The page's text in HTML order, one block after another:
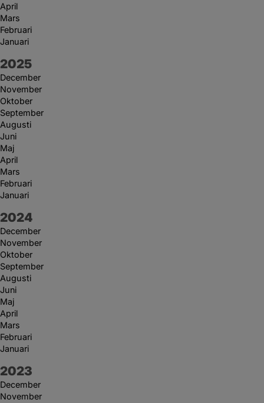
April
Mars
Februari
Januari
År:
2025
December
November
Oktober
September
Augusti
Juni
Maj
April
Mars
Februari
Januari
År:
2024
December
November
Oktober
September
Augusti
Juni
Maj
April
Mars
Februari
Januari
År:
2023
December
November